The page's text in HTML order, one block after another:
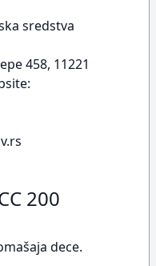
sredstva
458, 11221
200
dece.